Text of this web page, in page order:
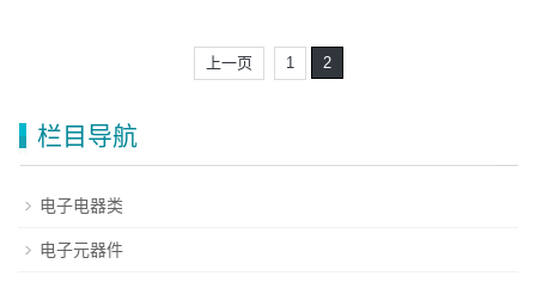
上一页 1 2
栏目导航
电子电器类
电子元器件